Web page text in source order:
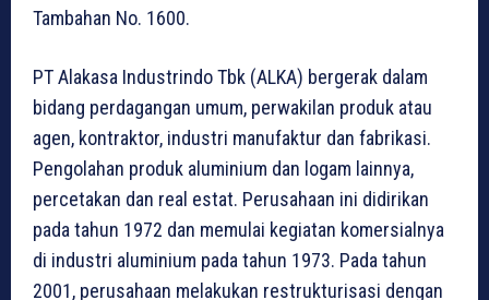
Tambahan No. 1600.
PT Alakasa Industrindo Tbk (ALKA) bergerak dalam
bidang perdagangan umum, perwakilan produk atau
agen, kontraktor, industri manufaktur dan fabrikasi.
Pengolahan produk aluminium dan logam lainnya,
percetakan dan real estat. Perusahaan ini didirikan
pada tahun 1972 dan memulai kegiatan komersialnya
di industri aluminium pada tahun 1973. Pada tahun
2001, perusahaan melakukan restrukturisasi dengan